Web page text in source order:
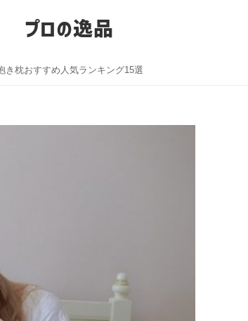
プロの逸品
き枕おすすめ人気ランキング15選